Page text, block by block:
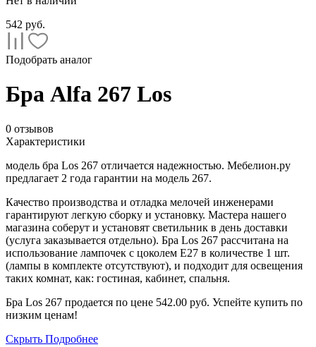
542 руб.
Подобрать аналог
Бра Alfa 267 Los
0 отзывов
Характеристики
модель бра Los 267 отличается надежностью. Мебелион.ру
предлагает 2 года гарантии на модель 267.
Качество производства и отладка мелочей инженерами
гарантируют легкую сборку и установку. Мастера нашего
магазина соберут и установят светильник в день доставки
(услуга заказывается отдельно). Бра Los 267 рассчитана на
использование лампочек с цоколем E27 в количестве 1 шт.
(лампы в комплекте отсутствуют), и подходит для освещения
таких комнат, как: гостиная, кабинет, спальня.
Бра Los 267 продается по цене 542.00 руб. Успейте купить по
низким ценам!
Скрыть Подробнее